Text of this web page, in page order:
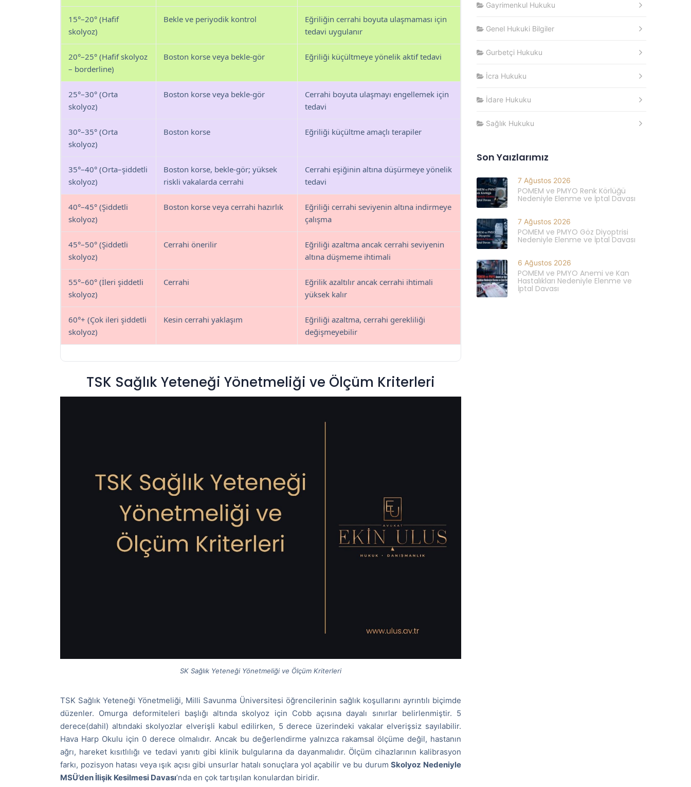
15°–20° (Hafif
skolyoz)
Bekle ve periyodik kontrol
Eğriliğin cerrahi boyuta ulaşmaması için
tedavi uygulanır
20°–25° (Hafif skolyoz
– borderline)
Boston korse veya bekle-gör Eğriliği küçültmeye yönelik aktif tedavi
25°–30° (Orta
skolyoz)
Boston korse veya bekle-gör
Cerrahi boyuta ulaşmayı engellemek için
tedavi
30°–35° (Orta
skolyoz)
Boston korse Eğriliği küçültme amaçlı terapiler
35°–40° (Orta–şiddetli
skolyoz)
Boston korse, bekle-gör; yüksek
riskli vakalarda cerrahi
Cerrahi eşiğinin altına düşürmeye yönelik
tedavi
40°–45° (Şiddetli
skolyoz)
Boston korse veya cerrahi hazırlık
Eğriliği cerrahi seviyenin altına indirmeye
çalışma
45°–50° (Şiddetli
skolyoz)
Cerrahi önerilir
Eğriliği azaltma ancak cerrahi seviyenin
altına düşmeme ihtimali
55°–60° (İleri şiddetli
skolyoz)
Cerrahi
Eğrilik azaltılır ancak cerrahi ihtimali
yüksek kalır
60°+ (Çok ileri şiddetli
skolyoz)
Kesin cerrahi yaklaşım
Eğriliği azaltma, cerrahi gerekliliği
değişmeyebilir
TSK Sağlık Yeteneği Yönetmeliği ve Ölçüm Kriterleri
SK Sağlık Yeteneği Yönetmeliği ve Ölçüm Kriterleri
TSK Sağlık Yeteneği Yönetmeliği, Milli Savunma Üniversitesi öğrencilerinin sağlık koşullarını ayrıntılı biçimde
düzenler. Omurga deformiteleri başlığı altında skolyoz için Cobb açısına dayalı sınırlar belirlenmiştir. 5
derece(dahil) altındaki skolyozlar elverişli kabul edilirken, 5 derece üzerindeki vakalar elverişsiz sayılabilir.
Hava Harp Okulu için 0 derece olmalıdır. Ancak bu değerlendirme yalnızca rakamsal ölçüme değil, hastanın
ağrı, hareket kısıtlılığı ve tedavi yanıtı gibi klinik bulgularına da dayanmalıdır. Ölçüm cihazlarının kalibrasyon
farkı, pozisyon hatası veya ışık açısı gibi unsurlar hatalı sonuçlara yol açabilir ve bu durumSkolyoz Nedeniyle
MSÜ’den İlişik Kesilmesi Davası’nda en çok tartışılan konulardan biridir.
Gayrimenkul Hukuku
Genel Hukuki Bilgiler
Gurbetçi Hukuku
İcra Hukuku
İdare Hukuku
Sağlık Hukuku
Son Yaızlarımız
7 Ağustos 2026
POMEM ve PMYO Renk Körlüğü
Nedeniyle Elenme ve İptal Davası
7 Ağustos 2026
POMEM ve PMYO Göz Diyoptrisi
Nedeniyle Elenme ve İptal Davası
6 Ağustos 2026
POMEM ve PMYO Anemi ve Kan
Hastalıkları Nedeniyle Elenme ve
İptal Davası